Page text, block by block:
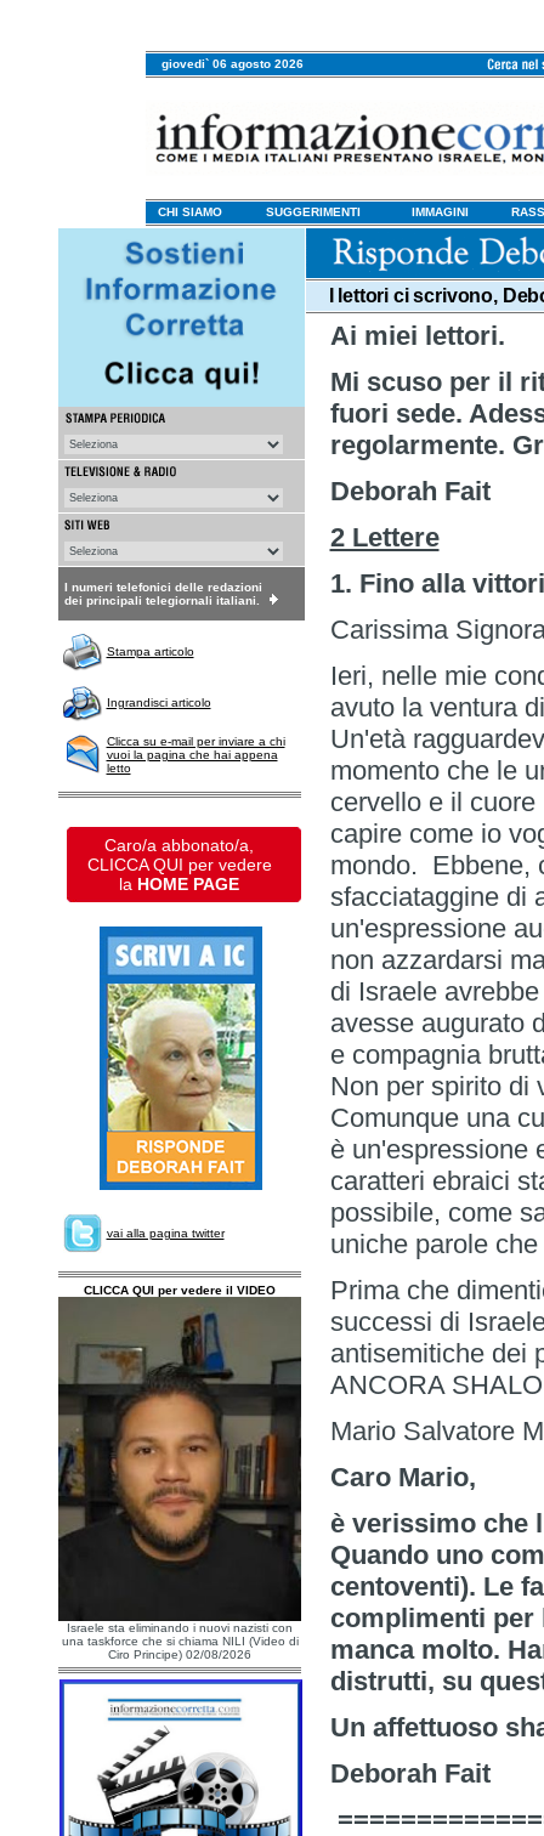
giovedi` 06 agosto 2026
CHI SIAMO SUGGERIMENTI IMMAGINI
I numeri telefonici delle redazioni
dei principali telegiornali italiani.
Stampa articolo
Ingrandisci articolo
Clicca su e-mail per inviare a chi
vuoi la pagina che hai appena
letto
Caro/a abbonato/a,
CLICCA QUI per vedere
la HOME PAGE
vai alla pagina twitter
CLICCA QUI per vedere il VIDEO
Israele sta eliminando i nuovi nazisti con
una taskforce che si chiama NILI (Video di
Ciro Principe) 02/08/2026
I lettori ci scrivono,
Ai miei lettori.
Mi scuso per il
fuori sede.
regolarmente.
Deborah Fait
2 Lettere
1. Fino alla
Carissima
Ieri, nelle mie
avuto la ventura
Un'età
momento che le
cervello e il
capire come io
mondo. Ebbene,
sfacciataggine di
un'espressione
non azzardarsi
di Israele
avesse augurato
e compagnia
Non per spirito di
Comunque una
è un'espressione
caratteri ebraici
possibile, come
uniche parole che
Prima che
successi di
antisemitiche dei
ANCORA
Mario Salvatore
Caro Mario,
è verissimo che
Quando uno
centoventi). Le
complimenti per
manca molto.
distrutti, su
Un affettuoso
Deborah Fait